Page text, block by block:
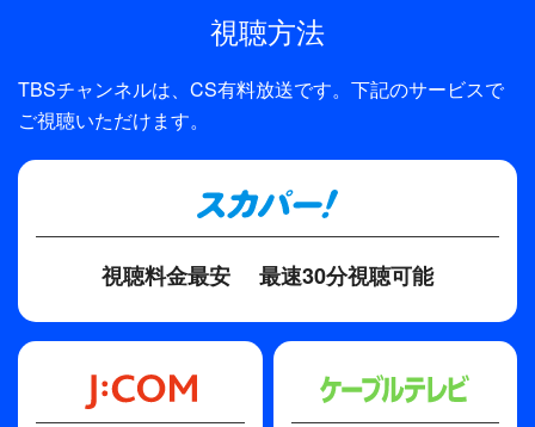
視聴方法
TBSチャンネルは、CS有料放送です。下記のサービスで
ご視聴いただけます。
視聴料金最安 最速30分視聴可能